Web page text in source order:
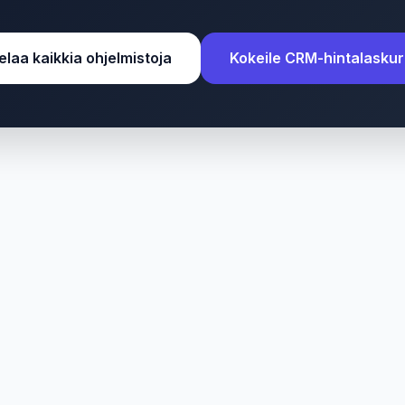
kaikkia ohjelmistoja Kokeile CRM-